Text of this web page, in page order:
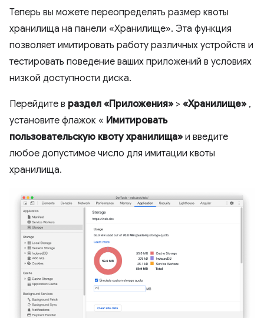
Теперь вы можете переопределять размер квоты
хранилища на панели «Хранилище». Эта функция
позволяет имитировать работу различных устройств и
тестировать поведение ваших приложений в условиях
низкой доступности диска.
Перейдите в раздел «Приложения» > «Хранилище» ,
установите флажок « Имитировать
пользовательскую квоту хранилища» и введите
любое допустимое число для имитации квоты
хранилища.